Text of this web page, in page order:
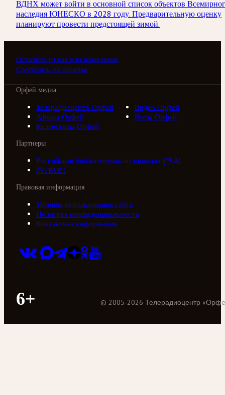
ВДНХ может войти в основной список объектов
наследия ЮНЕСКО в 2028 году. Предварительную оценку
планируют провести предстоящей зимой.
Оставить отзыв или пожелание
Сообщить об ошибке
Орфей медиа
Телерадиоцентр Орфей
Видео Орфей
Афиша Орфей
Ноты Орфей
Коллективы Орфей
Партнеры
Российская библиотечная ассоциация (РБА)
///ТРАКТ
Правовая информация
Условия использования сайта
Политика конфиденциальности
Контактная информация
6+ © 2005-2026 Телерадиоцентр